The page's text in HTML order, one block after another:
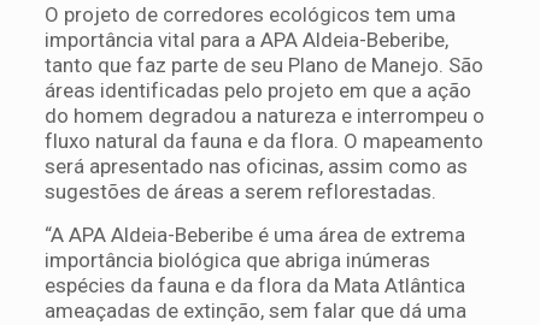
O projeto de corredores ecológicos tem uma
importância vital para a APA Aldeia-Beberibe,
tanto que faz parte de seu Plano de Manejo. São
áreas identificadas pelo projeto em que a ação
do homem degradou a natureza e interrompeu o
fluxo natural da fauna e da flora. O mapeamento
será apresentado nas oficinas, assim como as
sugestões de áreas a serem reflorestadas.
“A APA Aldeia-Beberibe é uma área de extrema
importância biológica que abriga inúmeras
espécies da fauna e da flora da Mata Atlântica
ameaçadas de extinção, sem falar que dá uma